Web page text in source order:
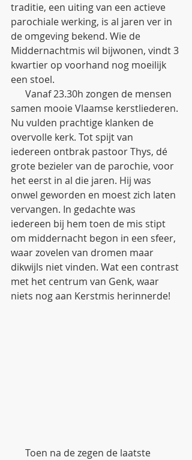
traditie, een uiting van een actieve
parochiale werking, is al jaren ver in
de omgeving bekend. Wie de
Middernachtmis wil bijwonen, vindt 3
kwartier op voorhand nog moeilijk
een stoel.
Vanaf 23.30h zongen de mensen
samen mooie Vlaamse kerstliederen.
Nu vulden prachtige klanken de
overvolle kerk. Tot spijt van
iedereen ontbrak pastoor Thys, dé
grote bezieler van de parochie, voor
het eerst in al die jaren. Hij was
onwel geworden en moest zich laten
vervangen. In gedachte was
iedereen bij hem toen de mis stipt
om middernacht begon in een sfeer,
waar zovelen van dromen maar
dikwijls niet vinden. Wat een contrast
met het centrum van Genk, waar
niets nog aan Kerstmis herinnerde!
Toen na de zegen de laatste